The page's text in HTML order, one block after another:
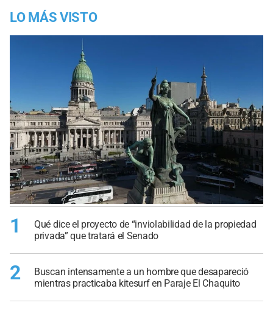
LO MÁS VISTO
1
Qué dice el proyecto de “inviolabilidad de la propiedad
privada” que tratará el Senado
2
Buscan intensamente a un hombre que desapareció
mientras practicaba kitesurf en Paraje El Chaquito